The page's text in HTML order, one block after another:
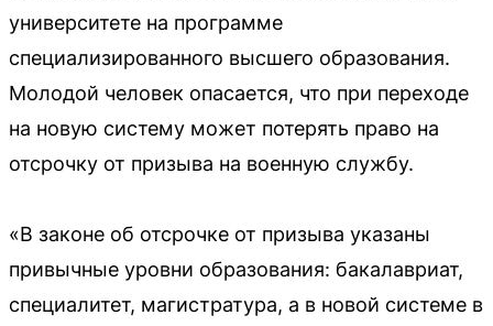
университете на программе
специализированного высшего образования.
Молодой человек опасается, что при переходе
на новую систему может потерять право на
отсрочку от призыва на военную службу.
«В законе об отсрочке от призыва указаны
привычные уровни образования: бакалавриат,
специалитет, магистратура, а в новой системе в